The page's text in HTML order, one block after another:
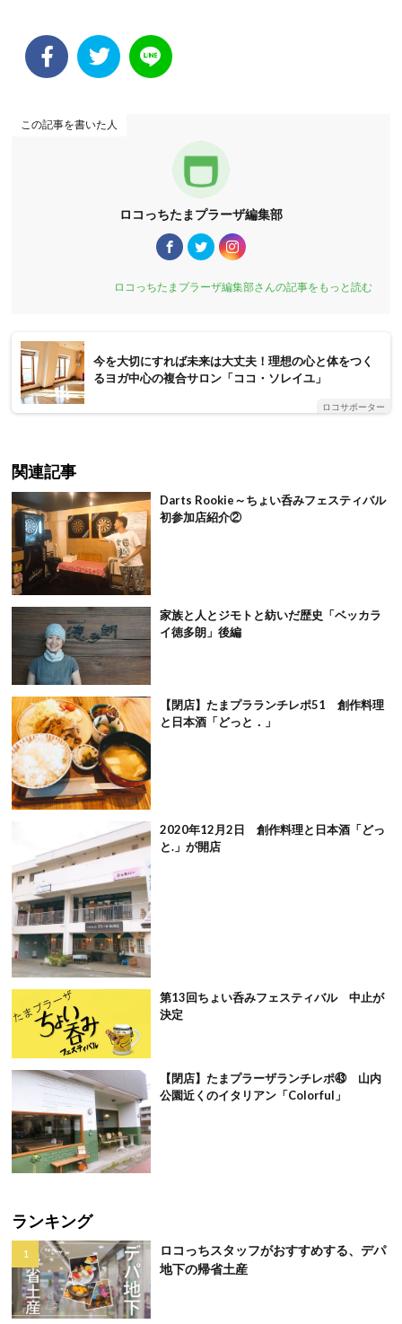
この記事を書いた人
ロコっちたまプラーザ編集部
ロコっちたまプラーザ編集部さんの記事をもっと読む
今を大切にすれば未来は大丈夫！理想の心と体をつく
るヨガ中心の複合サロン「ココ・ソレイユ」
ロコサポーター
関連記事
Darts Rookie～ちょい呑みフェスティバル
初参加店紹介②
家族と人とジモトと紡いだ歴史「ベッカラ
イ徳多朗」後編
【閉店】たまプラランチレポ51 創作料理
と日本酒「どっと．」
2020年12月2日 創作料理と日本酒「どっ
と.」が開店
第13回ちょい呑みフェスティバル 中止が
決定
【閉店】たまプラーザランチレポ㊸ 山内
公園近くのイタリアン「Colorful」
ランキング
ロコっちスタッフがおすすめする、デパ
地下の帰省土産